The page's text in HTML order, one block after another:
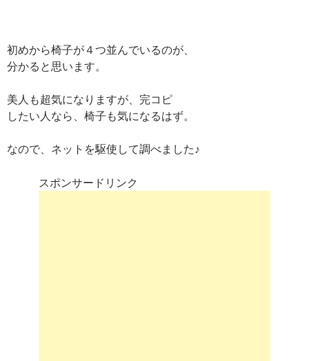
初めから椅子が４つ並んでいるのが、
分かると思います。
美人も超気になりますが、完コピ
したい人なら、椅子も気になるはず。
なので、ネットを駆使して調べました♪
スポンサードリンク